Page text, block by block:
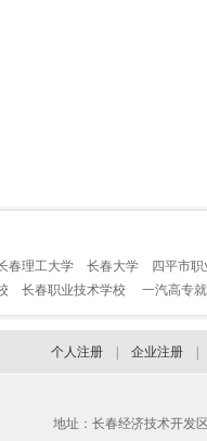
春理工大学 长春大学
四平市
长春职业技术学校 一汽高专
个人注册 企业注册
地址：长春经济技术开发